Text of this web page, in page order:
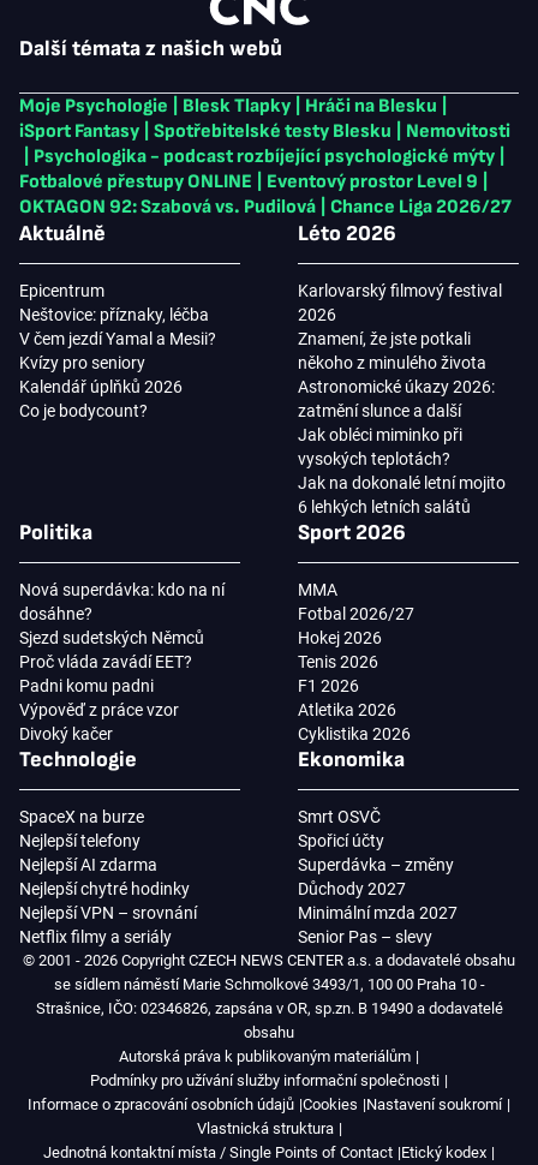
Další témata z našich webů
Moje Psychologie Blesk Tlapky Hráči na Blesku
iSport Fantasy
Spotřebitelské testy Blesku
Nemovitosti
Psychologika - podcast rozbíjející psychologické mýty
Fotbalové přestupy ONLINE
Eventový prostor Level 9
OKTAGON 92: Szabová vs. Pudilová
Chance Liga 2026/27
Aktuálně
Epicentrum
Neštovice: příznaky, léčba
V čem jezdí Yamal a Mesii?
Kvízy pro seniory
Kalendář úplňků 2026
Co je bodycount?
Léto 2026
Karlovarský filmový festival
2026
Znamení, že jste potkali
někoho z minulého života
Astronomické úkazy 2026:
zatmění slunce a další
Jak obléci miminko při
vysokých teplotách?
Jak na dokonalé letní mojito
6 lehkých letních salátů
Politika
Nová superdávka: kdo na ní
dosáhne?
Sjezd sudetských Němců
Proč vláda zavádí EET?
Padni komu padni
Výpověď z práce vzor
Divoký kačer
Sport 2026
MMA
Fotbal 2026/27
Hokej 2026
Tenis 2026
F1 2026
Atletika 2026
Cyklistika 2026
Technologie
SpaceX na burze
Nejlepší telefony
Nejlepší AI zdarma
Nejlepší chytré hodinky
Nejlepší VPN – srovnání
Netflix filmy a seriály
Ekonomika
Smrt OSVČ
Spořicí účty
Superdávka – změny
Důchody 2027
Minimální mzda 2027
Senior Pas – slevy
© 2001 - 2026 Copyright CZECH NEWS CENTER a.s. a dodavatelé obsahu
se sídlem náměstí Marie Schmolkové 3493/1, 100 00 Praha 10 -
Strašnice, IČO: 02346826, zapsána v OR, sp.zn. B 19490 a dodavatelé
obsahu
Autorská práva k publikovaným materiálům
Podmínky pro užívání služby informační společnosti
Informace o zpracování osobních údajů Cookies Nastavení soukromí
Vlastnická struktura
Jednotná kontaktní místa / Single Points of Contact Etický kodex